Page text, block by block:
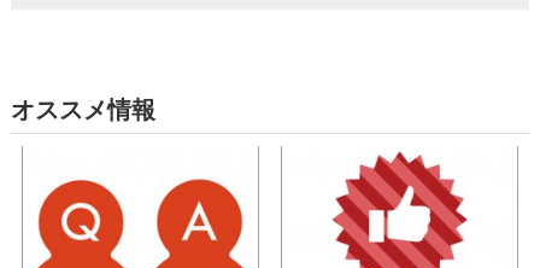
オススメ情報